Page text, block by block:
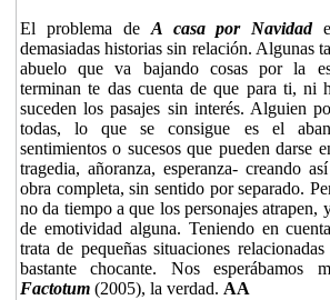
El problema deA casa por Navidad
demasiadas historias sin relación. Algunas
abuelo que va bajando cosas por la
terminan te das cuenta de que para ti, ni
suceden los pasajes sin interés. Alguien
todas, lo que se consigue es el
sentimientos o sucesos que pueden darse
tragedia, añoranza, esperanza- creando
obra completa, sin sentido por separado.
no da tiempo a que los personajes atrapen,
de emotividad alguna. Teniendo en
trata de pequeñas situaciones
bastante chocante. Nos esperábamos
Factotum (2005), la verdad. AA